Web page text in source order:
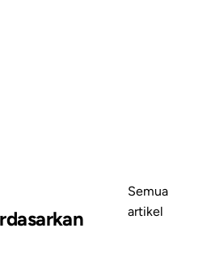
Semua
artikel